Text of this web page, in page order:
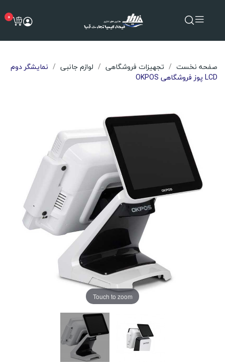
0
صفحه نخست تجهیزات فروشگاهی لوازم جانبی
نمایشگر دوم
LCD پوز فروشگاهی OKPOS
Touch to zoom